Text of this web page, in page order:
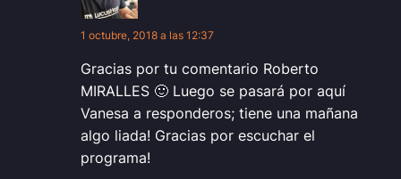
1 octubre, 2018 a las 12:37
Gracias por tu comentario Roberto
MIRALLES 🙂 Luego se pasará por aquí
Vanesa a responderos; tiene una mañana
algo liada! Gracias por escuchar el
programa!